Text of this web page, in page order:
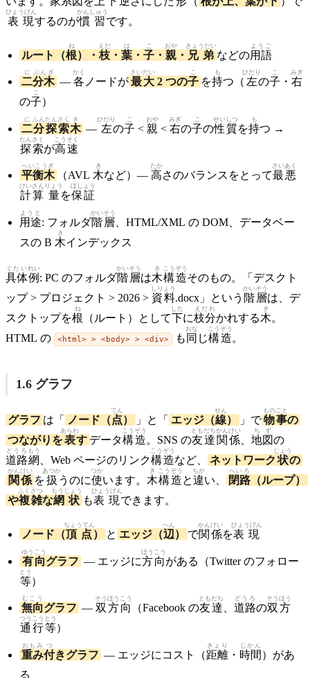
表現
ひょうげん
するのが慣習
かんしゅう
です。
ルート（根
ね
）・ 枝
えだ
・ 葉
は
・ 子
こ
・ 親
おや
・ 兄弟
きょうだい
などの用語
ようご
二
に
分木
ぶんぎ
— 各
かく
ノードが最大
さいだい
2 つの子
こ
を持
も
つ（ 左
ひだり
の子
こ
・ 右
みぎ
の子
こ
）
二
に
分
ふん
探索
たんさく
木
き
— 左
ひだり
の子
こ
< 親
おや
< 右
みぎ
の子
こ
の性質
せいしつ
を持
も
つ →
探索
たんさく
が高速
こうそく
平衡木
へいこうぎ
（AVL 木
き
など）— 高
たか
さのバランスをとって最悪
さいあく
計算
けいさん
量
りょう
を保証
ほしょう
用途
ようと
: フォルダ階層
かいそう
、HTML/XML の DOM、データベー
スの B 木
き
インデックス
具体
ぐたい
例
れい
: PC のフォルダ階層
かいそう
は木
き
構造
こうぞう
そのもの。「デスクト
ップ > プロジェクト > 2026 > 資料
しりょう
.docx」という 階層
かいそう
は、デ
スクトップを根
ね
（ルート）として下
した
に枝分
えだわ
かれする木
き
。
HTML の
<html> > <body> > <div> も 同
おな
じ構造
こうぞう
。
1.6 グラフ
グラフ は「 ノード（点
てん
） 」と「 エッジ（線
せん
） 」で物事
ものごと
の
つながりを表
あらわ
す データ構造
こうぞう
。SNS の友達
ともだち
関係
かんけい
地図
ちず
の
道路
どうろ
網
もう
、Web ページのリンク構造
こうぞう
など、 ネットワーク 状
じょう
の
関係
かんけい
を扱
あつか
うのに使
つか
います。 木
き
構造
こうぞう
と違
ちが
い、 閉路
へいろ
（ループ）
や複雑
ふくざつ
な網状
もうじょう
も表現
ひょうげん
できます。
ノード（頂点
ちょうてん
） と エッジ（辺
へん
） で関係
かんけい
を表現
ひょうげん
有向
ゆうこう
グラフ — エッジに方向
ほうこう
がある（Twitter のフォロー
等
とう
）
無向
むこう
グラフ — 双方向
そうほうこう
（Facebook の友達
ともだち
、 道路
どうろ
の双方
そうほう
通行
つうこう
等
とう
）
重み
おもみ
付
つ
きグラフ — エッジにコスト（距離
きょり
・ 時間
じかん
）があ
る